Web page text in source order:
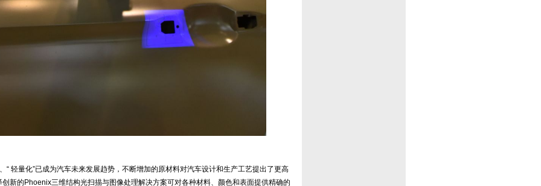
、“ 轻量化”已成为汽车未来发展趋势，不断增加的原材料对汽车设计和生产工艺提出了更高
新的Phoenix三维结构光扫描与图像处理解决方案可对各种材料、颜色和表面提供精确的